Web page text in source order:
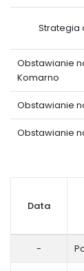
Strategia
Obstawianie
Komarno
Obstawianie
Obstawianie
Data
-